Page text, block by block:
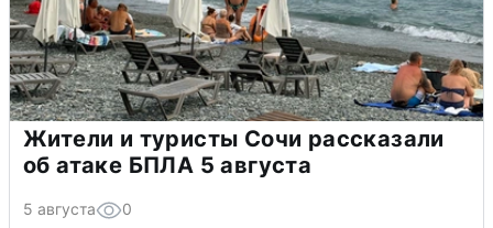
Жители и туристы Сочи рассказали
об атаке БПЛА 5 августа
5 августа 0